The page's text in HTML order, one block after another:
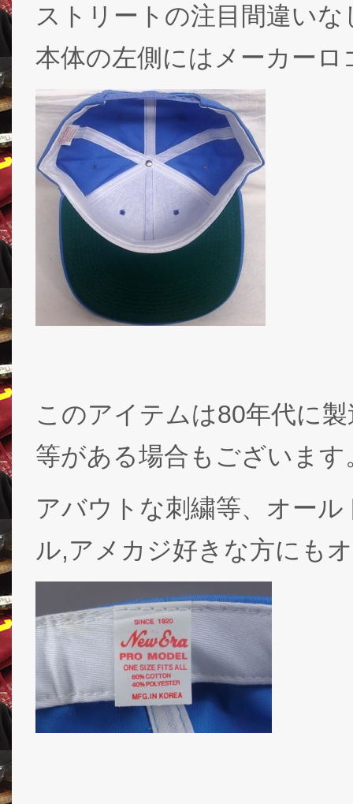
ストリートの注目間違い
本体の左側にはメーカー
このアイテムは80年代に
等がある場合もございま
アバウトな刺繍等、オー
ル,アメカジ好きな方にも